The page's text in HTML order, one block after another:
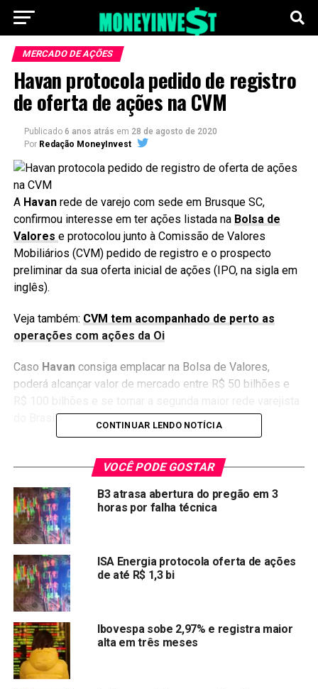
MERCADO DE AÇÕES
Havan protocola pedido de registro
de oferta de ações na CVM
Publicado 6 anos atrás em 28 de agosto de 2020
Por Redação MoneyInvest
A Havan rede de varejo com sede em Brusque SC,
confirmou interesse em ter ações listada na Bolsa de
Valores e protocolou junto à Comissão de Valores
Mobiliários (CVM) pedido de registro e o prospecto
preliminar da sua oferta inicial de ações (IPO, na sigla em
inglês).
Veja também: CVM tem acompanhado de perto as
operações com ações da Oi
Caso Havanconsiga emplacar na Bolsa de Valores,
poderá alcançar valor de mercado entre R$ 50 bilhões e
do Brasil.
R$ 130 bilhões seguida porLojas Americanas(LAME4)
O coordenador líder da operação será o Itaú BBA, com a
participação também da XP Investimentos, BTG Pactual,
Morgan Stanley, Bank of America, Bradesco BBI, Safra e
Santander.
Você pode se interessar:
Auxílio Emergencial: Pedido em analise vai receber
os R$ 600?
Não quero mais ser MEI. O que eu faço?
CONTINUAR LENDO NOTÍCIA
VOCÊ PODE GOSTAR
B3 atrasa abertura do pregão em 3
horas por falha técnica
ISA Energia protocola oferta de ações
de até R$ 1,3 bi
Ibovespa sobe 2,97% e registra maior
alta em três meses